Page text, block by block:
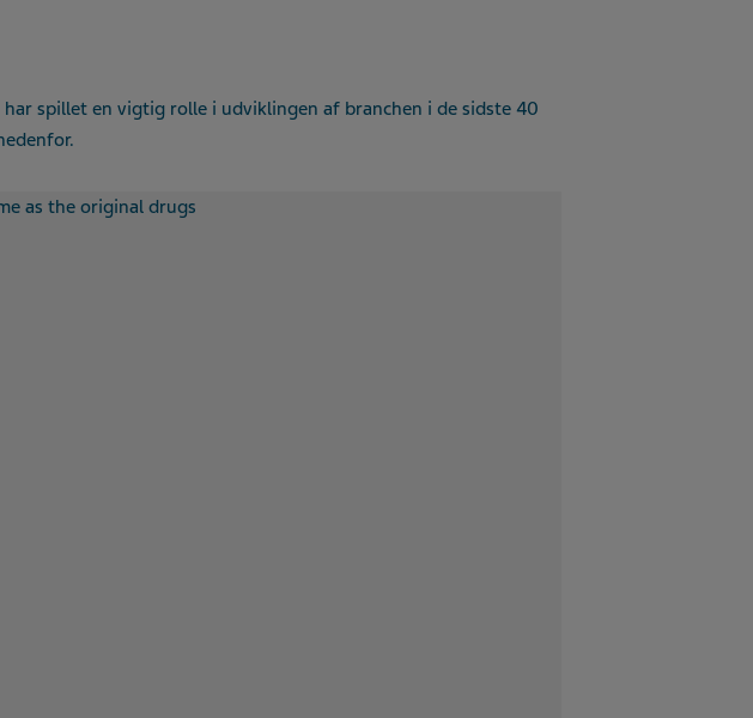
spillet en vigtig rolle i udviklingen af branchen i de sidste 40